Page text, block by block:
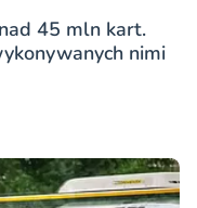
45 mln kart.
nimi